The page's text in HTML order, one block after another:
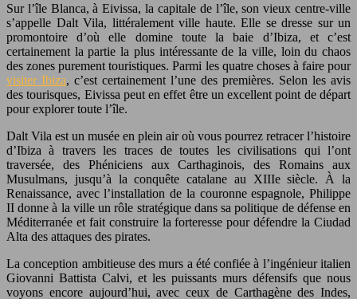
Sur l’île Blanca, à Eivissa, la capitale de l’île, son vieux centre-ville
s’appelle Dalt Vila, littéralement ville haute. Elle se dresse sur un
promontoire d’où elle domine toute la baie d’Ibiza, et c’est
certainement la partie la plus intéressante de la ville, loin du chaos
des zones purement touristiques. Parmi les quatre choses à faire pour
visiter Ibiza, c’est certainement l’une des premières. Selon les avis
des tourisques, Eivissa peut en effet être un excellent point de départ
pour explorer toute l’île.
Dalt Vila est un musée en plein air où vous pourrez retracer l’histoire
d’Ibiza à travers les traces de toutes les civilisations qui l’ont
traversée, des Phéniciens aux Carthaginois, des Romains aux
Musulmans, jusqu’à la conquête catalane au XIIIe siècle. À la
Renaissance, avec l’installation de la couronne espagnole, Philippe
II donne à la ville un rôle stratégique dans sa politique de défense en
Méditerranée et fait construire la forteresse pour défendre la Ciudad
Alta des attaques des pirates.
La conception ambitieuse des murs a été confiée à l’ingénieur italien
Giovanni Battista Calvi, et les puissants murs défensifs que nous
voyons encore aujourd’hui, avec ceux de Carthagène des Indes,